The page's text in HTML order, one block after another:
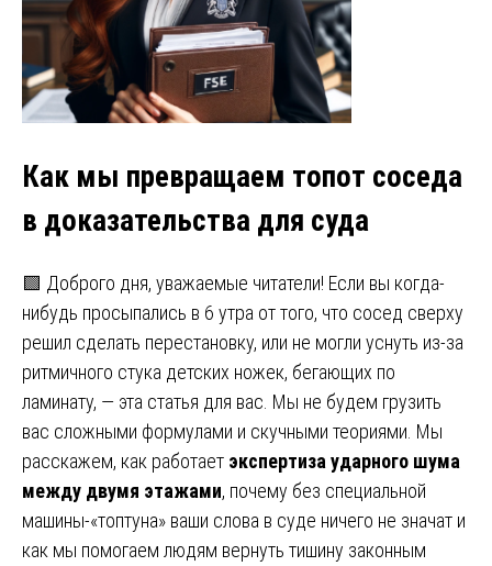
Как мы превращаем топот соседа
в доказательства для суда
🟩 Доброго дня, уважаемые читатели! Если вы когда-
нибудь просыпались в 6 утра от того, что сосед сверху
решил сделать перестановку, или не могли уснуть из-за
ритмичного стука детских ножек, бегающих по
ламинату, — эта статья для вас. Мы не будем грузить
вас сложными формулами и скучными теориями. Мы
расскажем, как работает экспертиза ударного шума
между двумя этажами, почему без специальной
машины-«топтуна» ваши слова в суде ничего не значат и
как мы помогаем людям вернуть тишину законным